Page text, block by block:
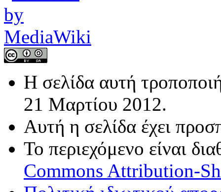
Η σελίδα αυτή
21 Μαρτίου 2012.
Αυτή η σελίδα έχει
Το περιεχόμενο είναι
Commons Attribution-